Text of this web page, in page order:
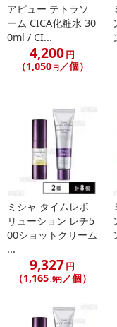
アルキルグルコシド、水添レシチ
リチン酸2K、(アクリル酸グリセ
ス、フィチン酸Na、乳酸桿菌培
コラ／(グルコース／ナタネ油脂
シアチン酸、ヒマワリ種子油、酵
【アピュー テトラソーム CICAク
1.お肌に異常が生じていないかよ
き、即ち次のような場合には、
と、症状を悪化させることがあ
1)使用中、赤み、はれ、かゆみ
2)使用したお肌に直射日光が当
2.傷や腫れもの、湿疹などの異常
3.目に入らないように注意し、入
4.保管及び取り扱い上の注意
1)直射日光の当たる場所、極端
2)乳幼児の手が届かない場所に保
アピュー テトラソ
ーム CICA化粧水 30
0ml / CI...
4,200円
（1,050 円／個）
ミシャ タイムレボ
リューション レチ5
00ショットクリーム
...
9,327円
（1,165.9円／個）